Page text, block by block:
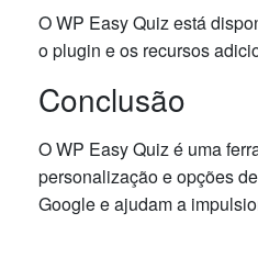
O WP Easy Quiz está
o plugin e os recursos
Conclusão
O WP Easy Quiz é uma
personalização e opções
Google e ajudam a